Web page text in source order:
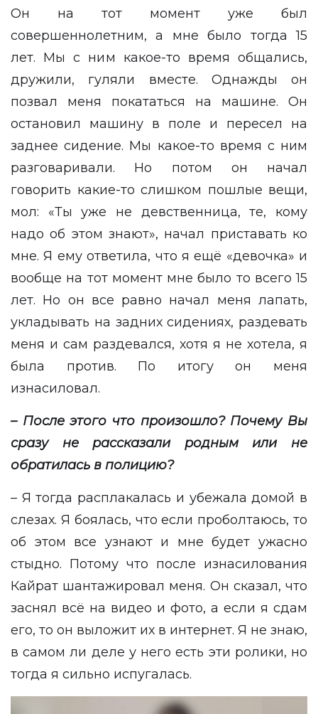
Он на тот момент уже был
совершеннолетним, а мне было тогда 15
лет. Мы с ним какое-то время общались,
дружили, гуляли вместе. Однажды он
позвал меня покататься на машине. Он
остановил машину в поле и пересел на
заднее сидение. Мы какое-то время с ним
разговаривали. Но потом он начал
говорить какие-то слишком пошлые вещи,
мол: «Ты уже не девственница, те, кому
надо об этом знают», начал приставать ко
мне. Я ему ответила, что я ещё «девочка» и
вообще на тот момент мне было то всего 15
лет. Но он все равно начал меня лапать,
укладывать на задних сидениях, раздевать
меня и сам раздевался, хотя я не хотела, я
была против. По итогу он меня
изнасиловал.
– После этого что произошло? Почему Вы
сразу не рассказали родным или не
обратилась в полицию?
– Я тогда расплакалась и убежала домой в
слезах. Я боялась, что если проболтаюсь, то
об этом все узнают и мне будет ужасно
стыдно. Потому что после изнасилования
Кайрат шантажировал меня. Он сказал, что
заснял всё на видео и фото, а если я сдам
его, то он выложит их в интернет. Я не знаю,
в самом ли деле у него есть эти ролики, но
тогда я сильно испугалась.